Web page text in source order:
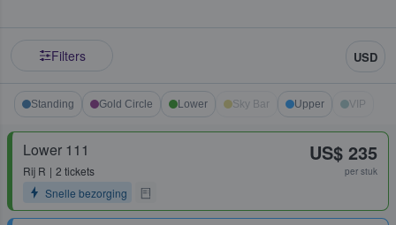
Filters USD
Standing Gold Circle Lower Sky Bar Upper VIP
Lower 111
Rij R
2 tickets
Snelle bezorging
US$ 235
per stuk